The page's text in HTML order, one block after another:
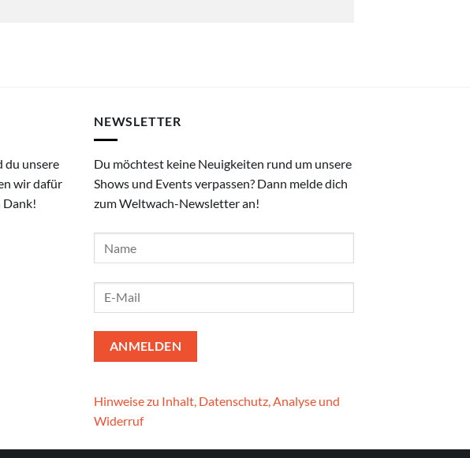
du unsere
wir dafür
Dank!
NEWSLETTER
Du möchtest keine Neuigkeiten rund um unsere
Shows und Events verpassen? Dann melde dich
zum Weltwach-Newsletter an!
Hinweise zu Inhalt, Datenschutz, Analyse und
Widerruf